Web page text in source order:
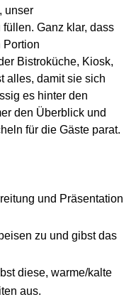
unser
Ganz klar, dass
Portion
Bistroküche, Kiosk,
alles, damit sie sich
es hinter den
den Überblick und
für die Gäste parat.
und Präsentation
zu und gibst das
diese, warme/kalte
aus.